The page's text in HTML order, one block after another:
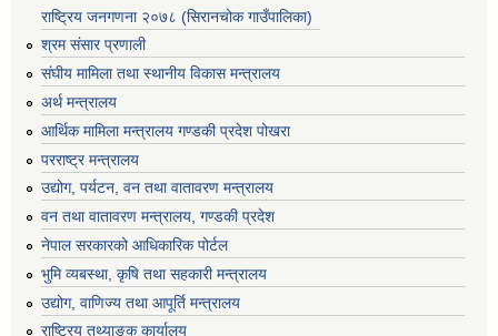
राष्ट्रिय जनगणना २०७८ (सिरानचोक गाउँपालिका)
श्रम संसार प्रणाली
संघीय मामिला तथा स्थानीय विकास मन्त्रालय
अर्थ मन्त्रालय
आर्थिक मामिला मन्त्रालय गण्डकी प्रदेश पोखरा
परराष्ट्र मन्त्रालय
उद्योग, पर्यटन, वन तथा वातावरण मन्त्रालय
वन तथा वातावरण मन्त्रालय, गण्डकी प्रदेश
नेपाल सरकारको आधिकारिक पोर्टल
भुमि व्यबस्था, कृषि तथा सहकारी मन्त्रालय
उद्योग, वाणिज्य तथा आपूर्ति मन्त्रालय
राष्ट्रिय तथ्याङ्क कार्यालय